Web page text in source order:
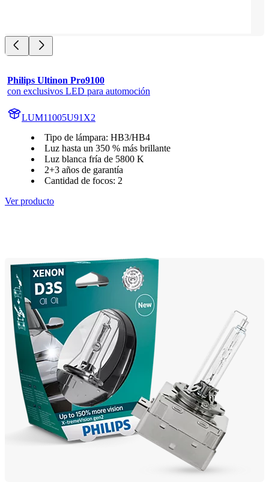
Philips Ultinon Pro9100
con exclusivos LED para automoción
LUM11005U91X2
Tipo de lámpara: HB3/HB4
Luz hasta un 350 % más brillante
Luz blanca fría de 5800 K
2+3 años de garantía
Cantidad de focos: 2
Ver producto